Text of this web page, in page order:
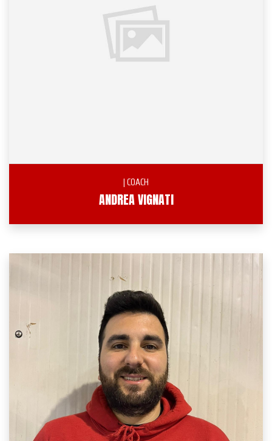
| COACH
ANDREA VIGNATI